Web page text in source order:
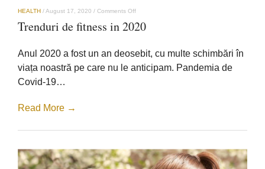
HEALTH /August 17, 2020 / Comments Offon
de
2020
Trenduri de fitness in 2020
Anul 2020 a fost un an deosebit, cu multe schimbări în
viața noastră pe care nu le anticipam. Pandemia de
Covid-19…
Read More →